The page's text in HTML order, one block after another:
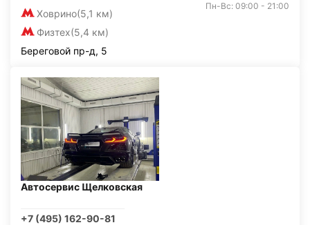
Ховрино(5,1 км)
Физтех(5,4 км)
Пн-Вс: 09:00 - 21:00
Береговой пр-д, 5
Автосервис Щелковская
+7 (495) 162-90-81